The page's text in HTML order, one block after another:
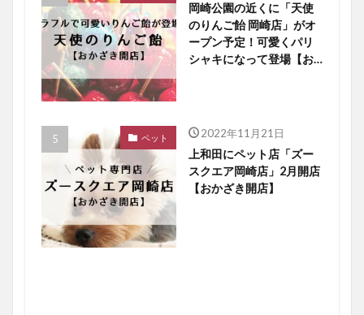
岡崎公園の近くに「天使
のりんご飴 岡崎店」がオ
ープン予定！可愛くパリ
シャキになって登場【お
ペット 2022年11月21日
上和田にペット店「ズー
スクエア岡崎店」2月開店
【おかざき開店】